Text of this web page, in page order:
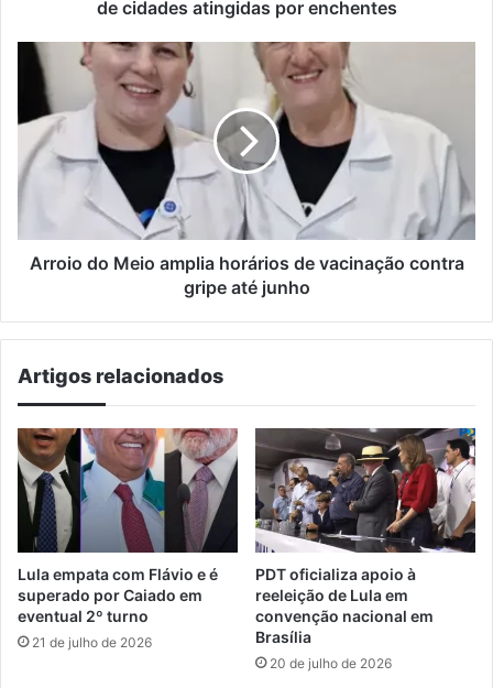
de cidades atingidas por enchentes
Arroio
Meio
amplia
horários
de
gripe
atéArroio do Meio amplia horários de vacinação contra
gripe até junho
Artigos relacionados
Lula empata com Flávio e é
superado por Caiado em
eventual 2º turno
21 de julho de 2026
PDT oficializa apoio à
reeleição de Lula em
convenção nacional em
Brasília
20 de julho de 2026